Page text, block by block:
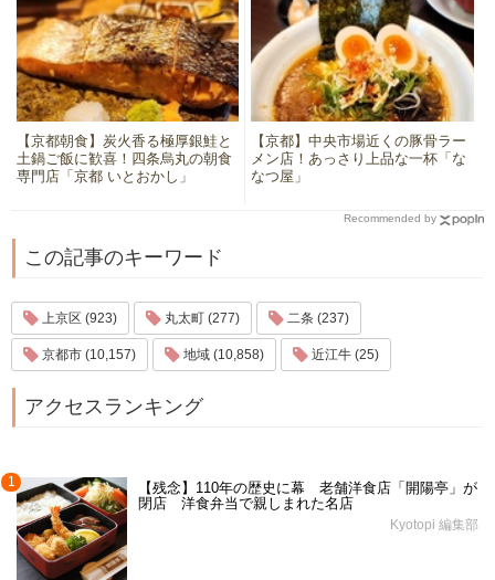
【京都朝食】炭火香る極厚銀鮭と
土鍋ご飯に歓喜！四条烏丸の朝食
専門店「京都 いとおかし」
【京都】中央市場近くの豚骨ラー
メン店！あっさり上品な一杯「な
なつ屋」
Recommended by
この記事のキーワード
上京区 (923) 丸太町 (277) 二条 (237)
京都市 (10,157) 地域 (10,858) 近江牛 (25)
アクセスランキング
1
【残念】110年の歴史に幕 老舗洋食店「開陽亭」が
閉店 洋食弁当で親しまれた名店
Kyotopi 編集部